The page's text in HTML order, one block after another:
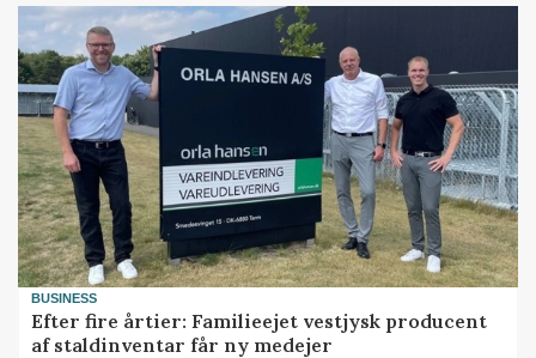
BUSINESS
Efter fire årtier: Familieejet vestjysk producent
af staldinventar får ny medejer